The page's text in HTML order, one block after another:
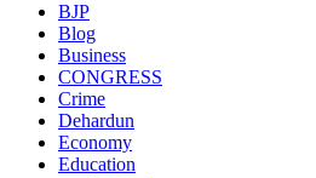
BJP
Blog
Business
CONGRESS
Crime
Dehardun
Economy
Education